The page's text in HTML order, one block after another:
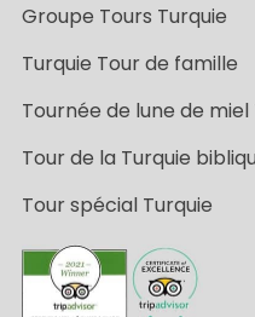
Groupe Tours Turquie
Turquie Tour de famille
Tournée de lune de miel
Tour de la Turquie
Tour spécial Turquie